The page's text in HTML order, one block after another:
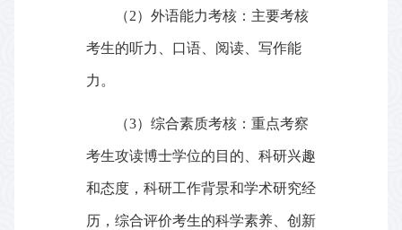
（2）外语能力考核：主要考核
考生的听力、口语、阅读、写作能
力。
（3）综合素质考核：重点考察
考生攻读博士学位的目的、科研兴趣
和态度，科研工作背景和学术研究经
历，综合评价考生的科学素养、创新